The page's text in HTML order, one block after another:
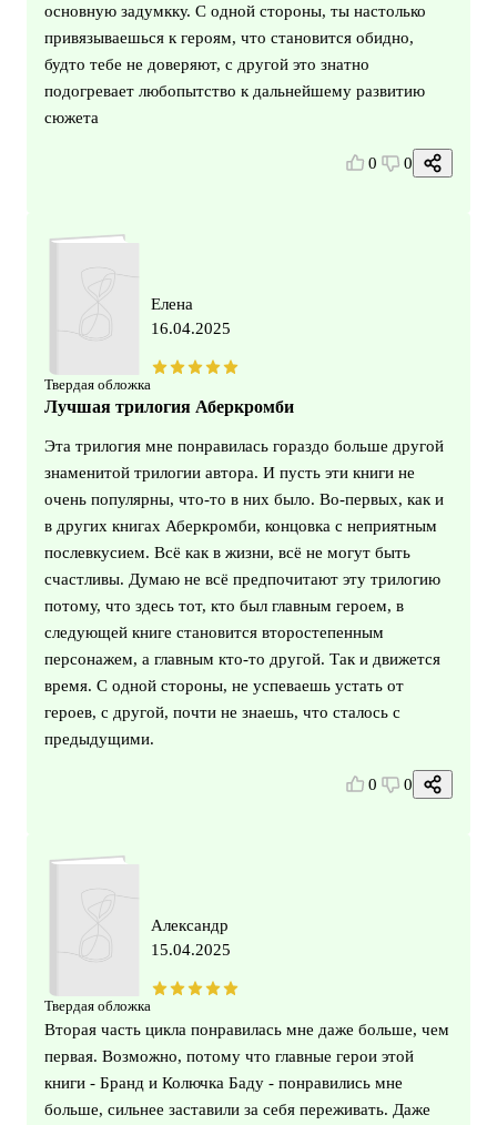
основную задумкку. С одной стороны, ты настолько
привязываешься к героям, что становится обидно,
будто тебе не доверяют, с другой это знатно
подогревает любопытство к дальнейшему развитию
сюжета
0 0
Твердая обложка
Елена
16.04.2025
Лучшая трилогия Аберкромби
Эта трилогия мне понравилась гораздо больше другой
знаменитой трилогии автора. И пусть эти книги не
очень популярны, что-то в них было. Во-первых, как и
в других книгах Аберкромби, концовка с неприятным
послевкусием. Всё как в жизни, всё не могут быть
счастливы. Думаю не всё предпочитают эту трилогию
потому, что здесь тот, кто был главным героем, в
следующей книге становится второстепенным
персонажем, а главным кто-то другой. Так и движется
время. С одной стороны, не успеваешь устать от
героев, с другой, почти не знаешь, что сталось с
предыдущими.
0 0
Твердая обложка
Александр
15.04.2025
Вторая часть цикла понравилась мне даже больше, чем
первая. Возможно, потому что главные герои этой
книги - Бранд и Колючка Баду - понравились мне
больше, сильнее заставили за себя переживать. Даже